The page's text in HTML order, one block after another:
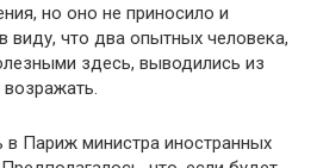
но оно не приносило и
виду, что два опытных человека,
здесь, выводились из
в Париж министра иностранных